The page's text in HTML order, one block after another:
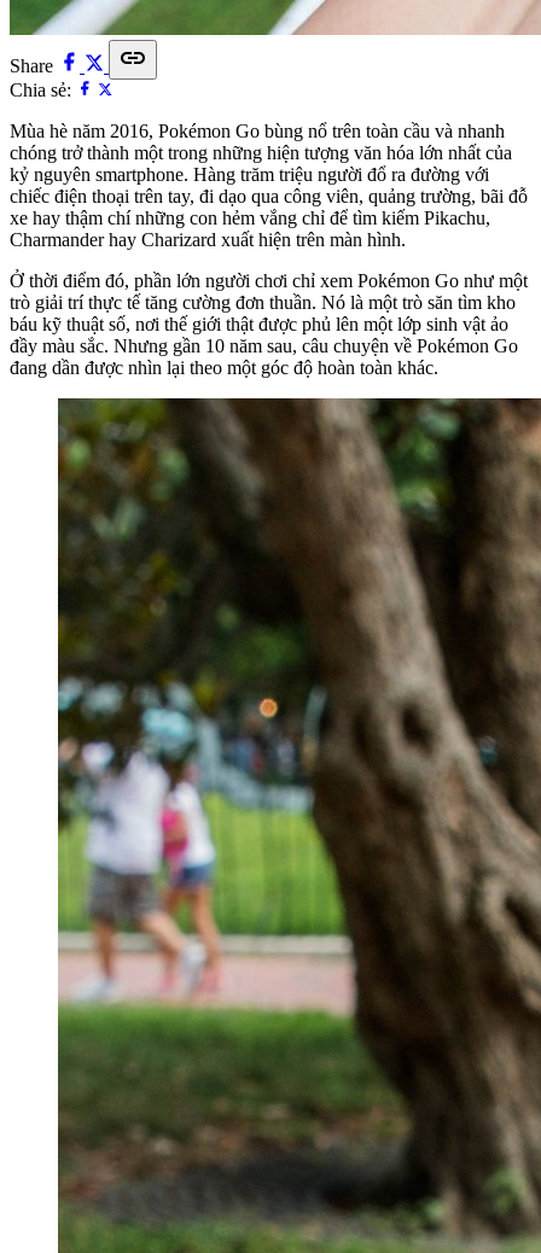
Share link
Chia sẻ:
Mùa hè năm 2016, Pokémon Go bùng nổ trên toàn cầu và nhanh
chóng trở thành một trong những hiện tượng văn hóa lớn nhất của
kỷ nguyên smartphone. Hàng trăm triệu người đổ ra đường với
chiếc điện thoại trên tay, đi dạo qua công viên, quảng trường, bãi đỗ
xe hay thậm chí những con hẻm vắng chỉ để tìm kiếm Pikachu,
Charmander hay Charizard xuất hiện trên màn hình.
Ở thời điểm đó, phần lớn người chơi chỉ xem Pokémon Go như một
trò giải trí thực tế tăng cường đơn thuần. Nó là một trò săn tìm kho
báu kỹ thuật số, nơi thế giới thật được phủ lên một lớp sinh vật ảo
đầy màu sắc. Nhưng gần 10 năm sau, câu chuyện về Pokémon Go
đang dần được nhìn lại theo một góc độ hoàn toàn khác.